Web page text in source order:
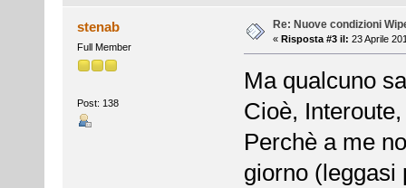
stenab
Full Member
Post: 138
Re: Nuove condizioni
« Risposta #3 il: 23 Aprile
Ma qualcuno
Cioè,
Perchè a me
giorno (leggasi